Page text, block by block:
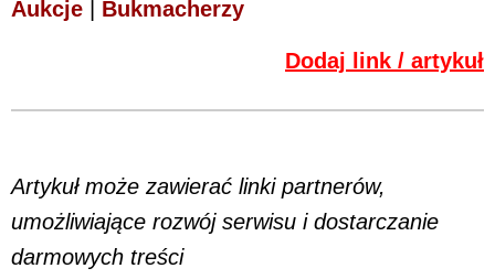
Aukcje Bukmacherzy
Dodaj link / artykuł
Artykuł może zawierać linki partnerów,
umożliwiające rozwój serwisu i dostarczanie
darmowych treści